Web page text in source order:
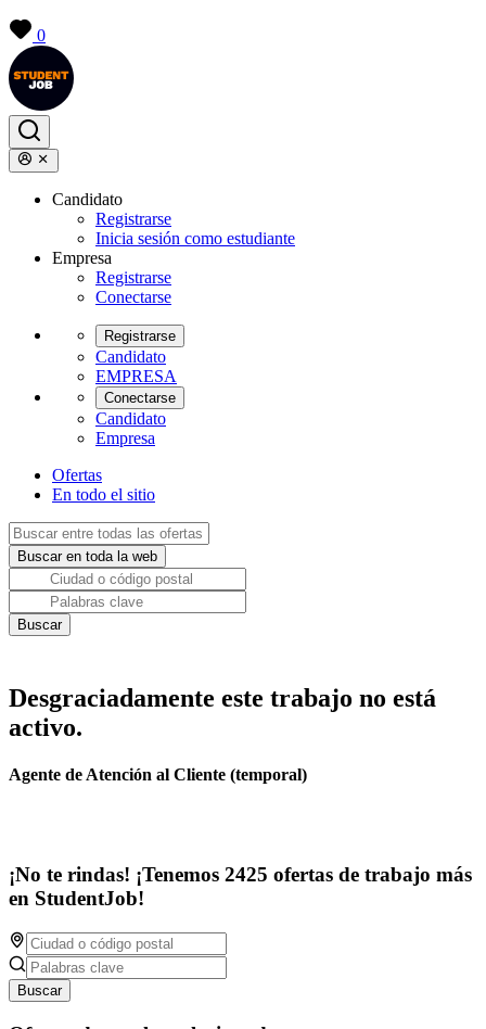
0
Candidato
Registrarse
Inicia sesión como estudiante
Empresa
Registrarse
Conectarse
Registrarse
Candidato
EMPRESA
Conectarse
Candidato
Empresa
Ofertas
En todo el sitio
Desgraciadamente este trabajo no está
activo.
Agente de Atención al Cliente (temporal)
¡No te rindas! ¡Tenemos 2425 ofertas de trabajo más
en StudentJob!
Buscar